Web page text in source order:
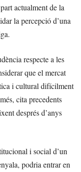
actualment de la
la percepció d’una
respecte a les
que el mercat
i cultural difícilment
cita precedents
després d’anys
i social d’un
podria entrar en